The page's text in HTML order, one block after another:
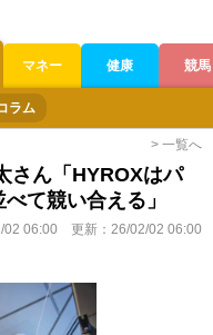
マネー 健康 競馬
ラム
> 一覧へ
さん「HYROXはパ
て競い合える」
02 06:00 更新： 26/02/02 06:00